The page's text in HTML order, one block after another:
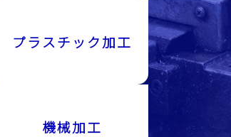
プラスチック加工
機械加工